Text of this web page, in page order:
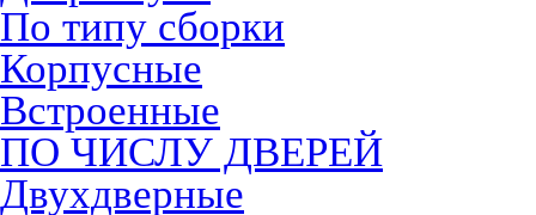
По типу сборки
Корпусные
Встроенные
ПО ЧИСЛУ ДВЕРЕЙ
Двухдверные